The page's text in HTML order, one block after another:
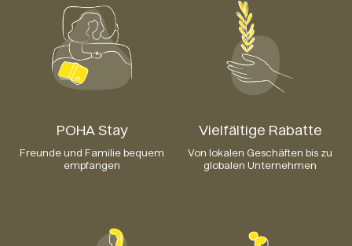
POHA Stay
Freunde und Familie bequem
empfangen
Vielfältige Rabatte
Von lokalen Geschäften bis zu
globalen Unternehmen